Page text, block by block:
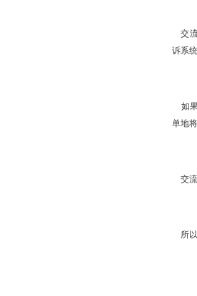
交流
诉系
如果
单地
交流
所以